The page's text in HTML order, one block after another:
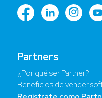
Partners
¿Por qué ser Partner?
Beneficios de vender